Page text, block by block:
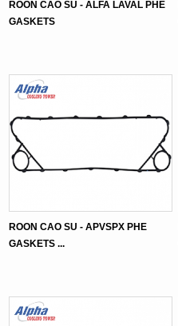
ROON CAO SU - ALFA LAVAL PHE
GASKETS
ROON CAO SU - APVSPX PHE
GASKETS ...